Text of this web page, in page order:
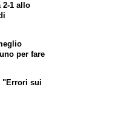
2-1 allo
per fare
"Errori sui